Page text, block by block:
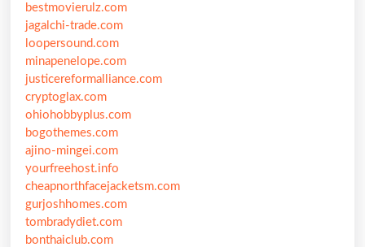
bestmovierulz.com
jagalchi-trade.com
loopersound.com
minapenelope.com
justicereformalliance.com
cryptoglax.com
ohiohobbyplus.com
bogothemes.com
ajino-mingei.com
yourfreehost.info
cheapnorthfacejacketsm.com
gurjoshhomes.com
tombradydiet.com
bonthaiclub.com